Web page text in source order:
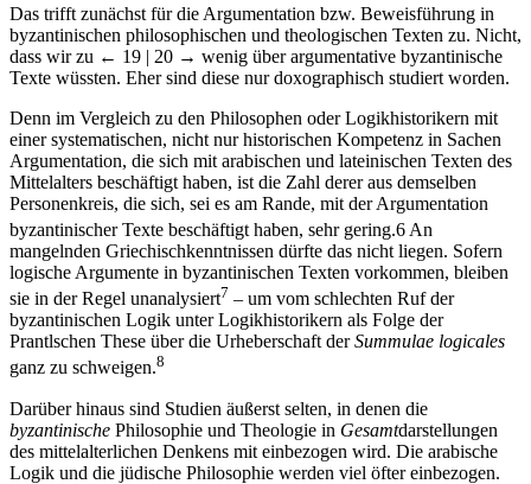
Das trifft zunächst für die Argumentation bzw. Beweisführung in
byzantinischen philosophischen und theologischen Texten zu. Nicht,
dass wir zu ← 19 | 20 → wenig über argumentative byzantinische
Texte wüssten. Eher sind diese nur doxographisch studiert worden.
Denn im Vergleich zu den Philosophen oder Logikhistorikern mit
einer systematischen, nicht nur historischen Kompetenz in Sachen
Argumentation, die sich mit arabischen und lateinischen Texten des
Mittelalters beschäftigt haben, ist die Zahl derer aus demselben
Personenkreis, die sich, sei es am Rande, mit der Argumentation
byzantinischer Texte beschäftigt haben, sehr gering.6 An
mangelnden Griechischkenntnissen dürfte das nicht liegen. Sofern
logische Argumente in byzantinischen Texten vorkommen, bleiben
sie in der Regel unanalysiert7 – um vom schlechten Ruf der
byzantinischen Logik unter Logikhistorikern als Folge der
Prantlschen These über die Urheberschaft derSummulae logicales
ganz zu schweigen.8
Darüber hinaus sind Studien äußerst selten, in denen die
byzantinische Philosophie und Theologie in Gesamtdarstellungen
des mittelalterlichen Denkens mit einbezogen wird. Die arabische
Logik und die jüdische Philosophie werden viel öfter einbezogen.